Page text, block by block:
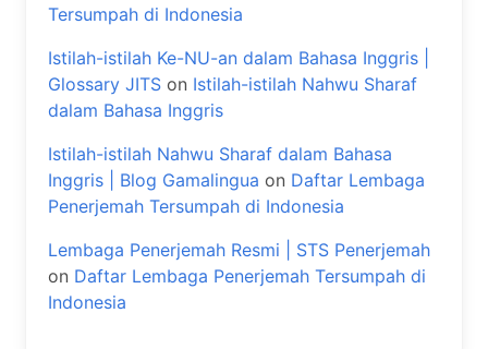
Tersumpah di Indonesia
Istilah-istilah Ke-NU-an dalam Bahasa Inggris |
Glossary JITS on Istilah-istilah Nahwu Sharaf
dalam Bahasa Inggris
Istilah-istilah Nahwu Sharaf dalam Bahasa
Inggris | Blog Gamalingua on Daftar Lembaga
Penerjemah Tersumpah di Indonesia
Lembaga Penerjemah Resmi | STS Penerjemah
on Daftar Lembaga Penerjemah Tersumpah di
Indonesia